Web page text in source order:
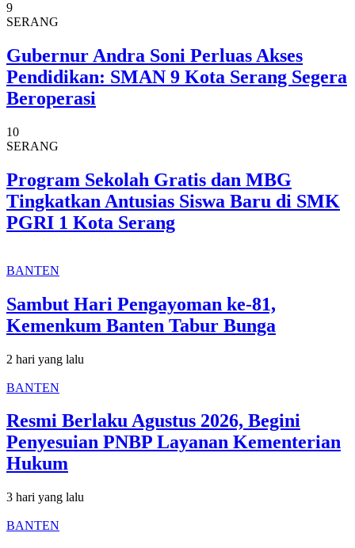
9
SERANG
Gubernur Andra Soni Perluas Akses
Pendidikan: SMAN 9 Kota Serang Segera
Beroperasi
10
SERANG
Program Sekolah Gratis dan MBG
Tingkatkan Antusias Siswa Baru di SMK
PGRI 1 Kota Serang
BANTEN
Sambut Hari Pengayoman ke-81,
Kemenkum Banten Tabur Bunga
2 hari yang lalu
BANTEN
Resmi Berlaku Agustus 2026, Begini
Penyesuian PNBP Layanan Kementerian
Hukum
3 hari yang lalu
BANTEN